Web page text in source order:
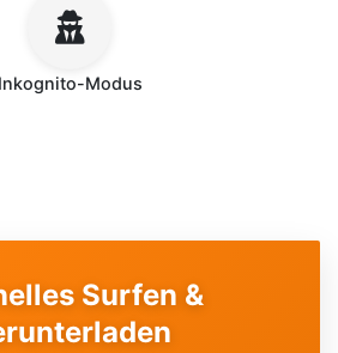
Inkognito-Modus
Surfen &